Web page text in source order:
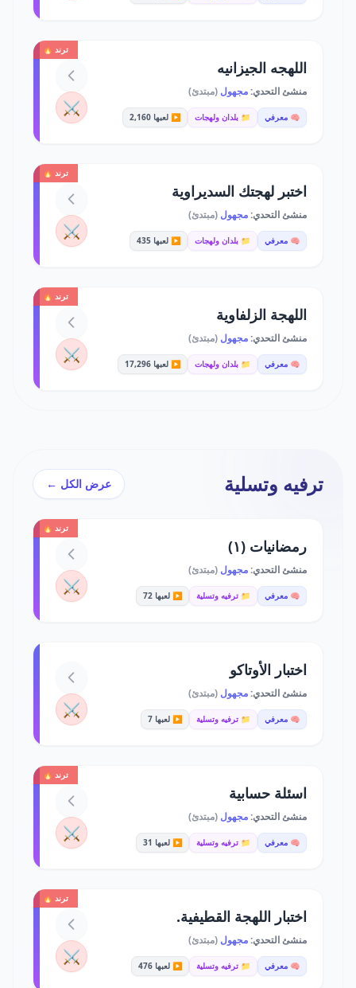
ترند 🔥
اللهجه الجيزانيه
منشئ التحدي:مجهول (مبتدئ)
🧠 معرفي 📁 بلدان ولهجات ▶️ لعبها 2,160 ⚔️
ترند 🔥
اختبر لهجتك السديراوية
منشئ التحدي:مجهول (مبتدئ)
🧠 معرفي 📁 بلدان ولهجات ▶️ لعبها 435 ⚔️
ترند 🔥
اللهجة الزلفاوية
منشئ التحدي:مجهول (مبتدئ)
🧠 معرفي 📁 بلدان ولهجات ▶️ لعبها 17,296 ⚔️
ترفيه وتسلية عرض الكل ←
ترند 🔥
رمضانيات (١)
منشئ التحدي:مجهول (مبتدئ)
🧠 معرفي 📁 ترفيه وتسلية ▶️ لعبها 72 ⚔️
اختبار الأوتاكو
منشئ التحدي:مجهول (مبتدئ)
🧠 معرفي 📁 ترفيه وتسلية ▶️ لعبها 7 ⚔️
ترند 🔥
اسئلة حسابية
منشئ التحدي:مجهول (مبتدئ)
🧠 معرفي 📁 ترفيه وتسلية ▶️ لعبها 31 ⚔️
ترند 🔥
اختبار اللهجة القطيفية.
منشئ التحدي:مجهول (مبتدئ)
🧠 معرفي 📁 ترفيه وتسلية ▶️ لعبها 476 ⚔️